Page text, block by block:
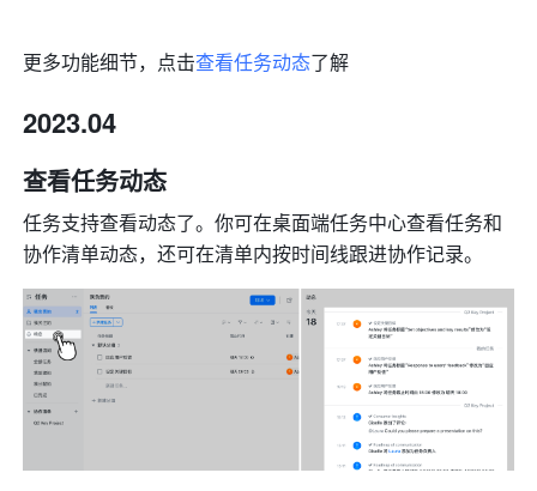
更多功能细节，点击查看任务动态了解
2023.04
查看任务动态
任务支持查看动态了。你可在桌面端任务中心查看任务和
协作清单动态，还可在清单内按时间线跟进协作记录。